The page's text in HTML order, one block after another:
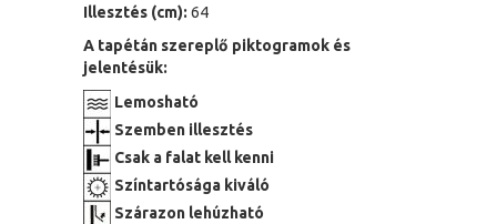
Illesztés (cm): 64
A tapétán szereplő piktogramok és
jelentésük:
Lemosható
Szemben illesztés
Csak a falat kell kenni
Színtartósága kiváló
Szárazon lehúzható